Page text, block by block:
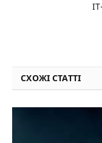
СХОЖІ СТАТТІ